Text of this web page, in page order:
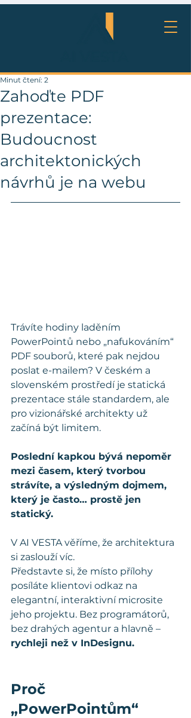
Zahoďte PDF
prezentace:
Budoucnost
architektonických
návrhů je na webu
Minut čtení: 2
Trávíte hodiny laděním
PowerPointů nebo „nafukováním“
PDF souborů, které pak nejdou
poslat e-mailem? V českém a
slovenském prostředí je statická
prezentace stále standardem, ale
pro vizionářské architekty už
začíná být limitem.
Poslední kapkou bývá nepoměr
mezi časem, který tvorbou
strávíte, a výsledným dojmem,
který je často… prostě jen
statický.
V AI VESTA věříme, že architektura
si zaslouží víc.
Představte si, že místo přílohy
posíláte klientovi odkaz na
elegantní, interaktivní microsite
jeho projektu. Bez programátorů,
bez drahých agentur a hlavně –
rychleji než v InDesignu.
Proč
„PowerPointům“